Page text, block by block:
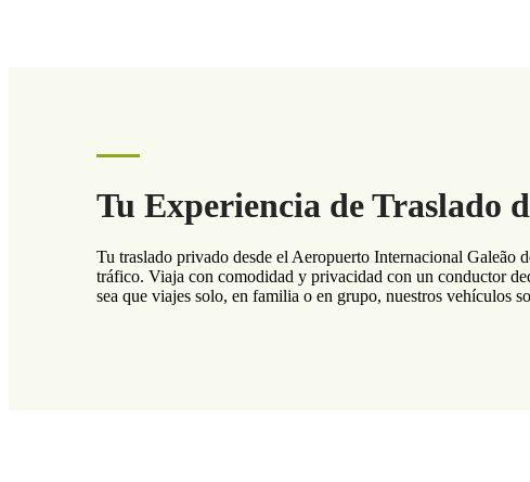
Tu Experiencia de Traslado
Tu traslado privado desde el Aeropuerto Internacional Galeão
tráfico. Viaja con comodidad y privacidad con un conductor
sea que viajes solo, en familia o en grupo, nuestros vehículos